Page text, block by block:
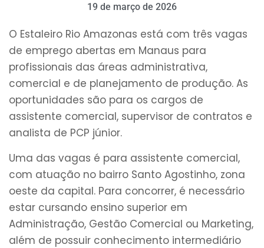
19 de março de 2026
O Estaleiro Rio Amazonas está com três vagas
de emprego abertas em Manaus para
profissionais das áreas administrativa,
comercial e de planejamento de produção. As
oportunidades são para os cargos de
assistente comercial, supervisor de contratos e
analista de PCP júnior.
Uma das vagas é para assistente comercial,
com atuação no bairro Santo Agostinho, zona
oeste da capital. Para concorrer, é necessário
estar cursando ensino superior em
Administração, Gestão Comercial ou Marketing,
além de possuir conhecimento intermediário